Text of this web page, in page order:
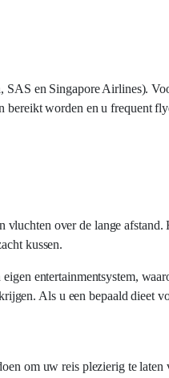
en Singapore Airlines).
worden en u frequent
vluchten over de lange
kussen.
entertainmentsystem,
Als u een bepaald dieet
om uw reis plezierig te